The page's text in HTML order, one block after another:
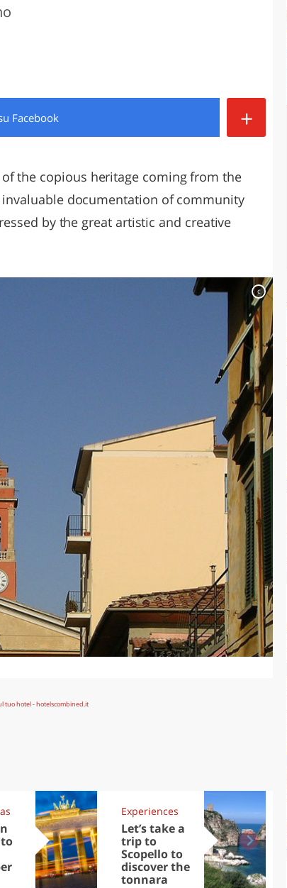
Facebook +
the copious heritage coming from the
documentation of community
by the great artistic and creative
c
Experiences
Let’s take a
trip to
Scopello to
discover the
tonnara